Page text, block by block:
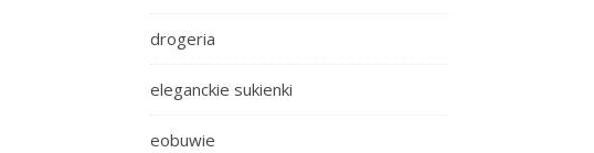
drogeria
eleganckie sukienki
eobuwie